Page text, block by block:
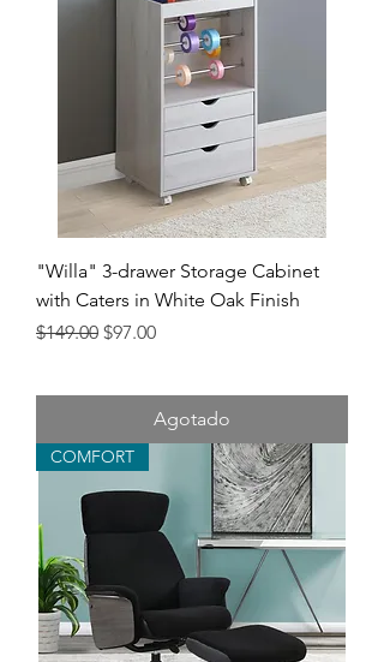
"Willa" 3-drawer Storage Cabinet
with Caters in White Oak Finish
Precio
$149.00 Precio de oferta
$97.00
Agotado
COMFORT